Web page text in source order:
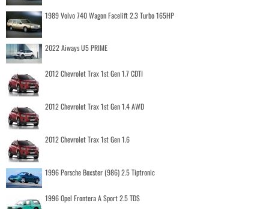
1989 Volvo 740 Wagon Facelift 2.3 Turbo 165HP
2022 Aiways U5 PRIME
2012 Chevrolet Trax 1st Gen 1.7 CDTI
2012 Chevrolet Trax 1st Gen 1.4 AWD
2012 Chevrolet Trax 1st Gen 1.6
1996 Porsche Boxster (986) 2.5 Tiptronic
1996 Opel Frontera A Sport 2.5 TDS